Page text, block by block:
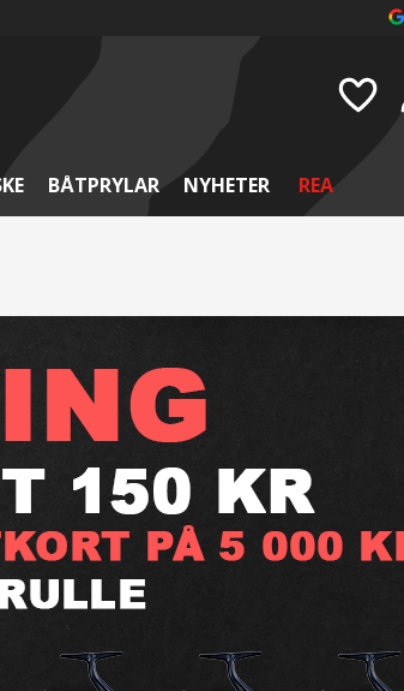
BÅTPRYLAR NYHETER REA